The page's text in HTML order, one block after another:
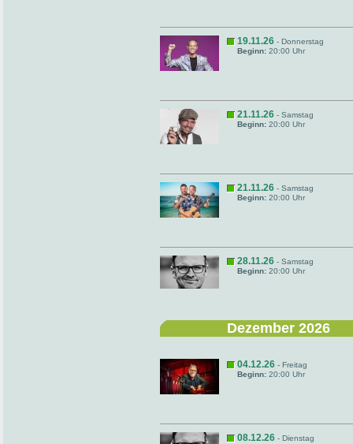
19.11.26 - Donnerstag
Beginn: 20:00 Uhr
21.11.26 - Samstag
Beginn: 20:00 Uhr
21.11.26 - Samstag
Beginn: 20:00 Uhr
28.11.26 - Samstag
Beginn: 20:00 Uhr
Dezember 2026
04.12.26 - Freitag
Beginn: 20:00 Uhr
08.12.26 - Dienstag